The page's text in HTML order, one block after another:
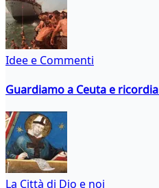
Idee e Commenti
Guardiamo a Ceuta e
La Città di Dio e noi